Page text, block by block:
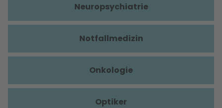
Neuropsychiatrie
Notfallmedizin
Onkologie
Optiker